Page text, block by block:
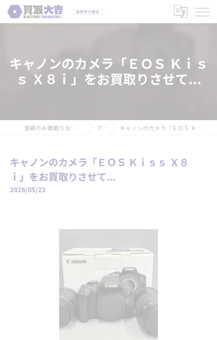
キャノンのカメラ「ＥＯＳ Ｋｉｓ
ｓ Ｘ８ｉ」をお買取りさせて...
宮崎のお買取りなら買取大吉 延岡中川原店 ブログ キャノンのカメラ「ＥＯＳ Ｋｉｓｓ Ｘ８ｉ」をお買取りさせて...
キャノンのカメラ「ＥＯＳ Ｋｉｓｓ Ｘ８
ｉ」をお買取りさせて...
2026/05/23